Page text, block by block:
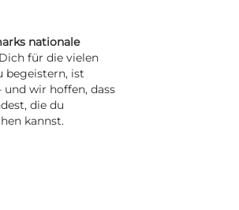
nationale
Dich für die vielen
begeistern, ist
und wir hoffen, dass
die du
kannst.